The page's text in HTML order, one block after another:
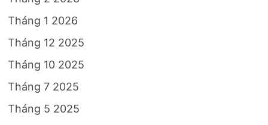
Tháng 1 2026
Tháng 12 2025
Tháng 10 2025
Tháng 7 2025
Tháng 5 2025